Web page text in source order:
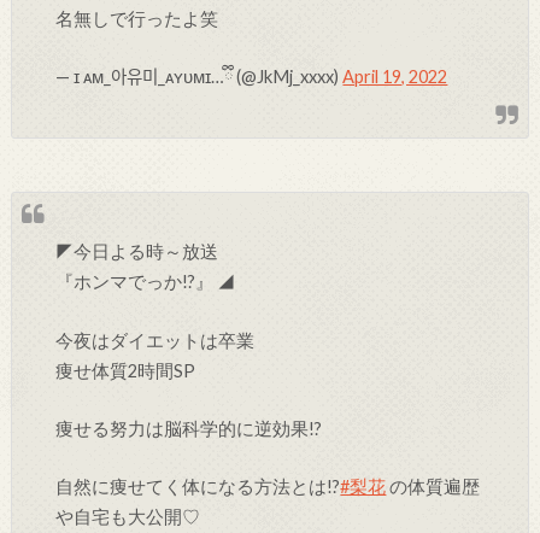
名無しで行ったよ笑
— ɪ ᴀᴍ_아유미_ᴀʏᴜᴍɪ…ྀི (@JkMj_xxxx)April 19, 2022
◤今日よる時～放送
『ホンマでっか!?』 ◢
今夜はダイエットは卒業
痩せ体質2時間SP
痩せる努力は脳科学的に逆効果!?
自然に痩せてく体になる方法とは!?#梨花の体質遍歴
や自宅も大公開♡